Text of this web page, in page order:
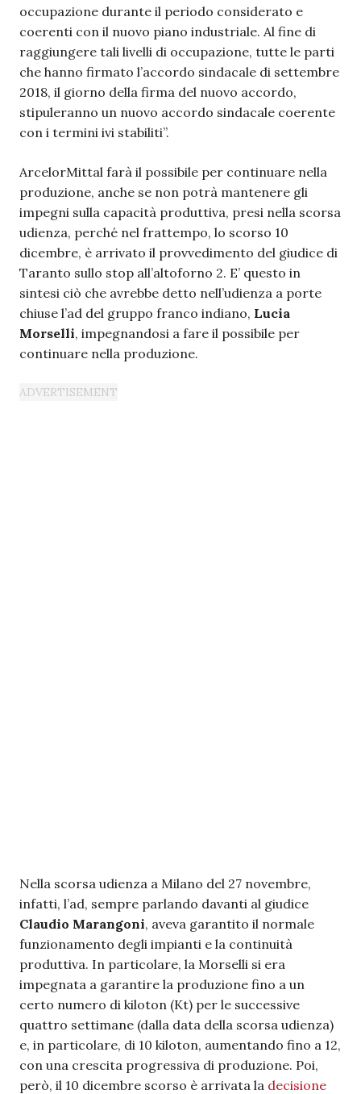
occupazione durante il periodo considerato e
coerenti con il nuovo piano industriale. Al fine di
raggiungere tali livelli di occupazione, tutte le parti
che hanno firmato l’accordo sindacale di settembre
2018, il giorno della firma del nuovo accordo,
stipuleranno un nuovo accordo sindacale coerente
con i termini ivi stabiliti”.
ArcelorMittal farà il possibile per continuare nella
produzione, anche se non potrà mantenere gli
impegni sulla capacità produttiva, presi nella scorsa
udienza, perché nel frattempo, lo scorso 10
dicembre, è arrivato il provvedimento del giudice di
Taranto sullo stop all’altoforno 2. E’ questo in
sintesi ciò che avrebbe detto nell’udienza a porte
chiuse l’ad del gruppo franco indiano, Lucia
Morselli, impegnandosi a fare il possibile per
continuare nella produzione.
Nella scorsa udienza a Milano del 27 novembre,
infatti, l’ad, sempre parlando davanti al giudice
Claudio Marangoni, aveva garantito il normale
funzionamento degli impianti e la continuità
produttiva. In particolare, la Morselli si era
impegnata a garantire la produzione fino a un
certo numero di kiloton (Kt) per le successive
quattro settimane (dalla data della scorsa udienza)
e, in particolare, di 10 kiloton, aumentando fino a 12,
con una crescita progressiva di produzione. Poi,
però, il 10 dicembre scorso è arrivata la decisione